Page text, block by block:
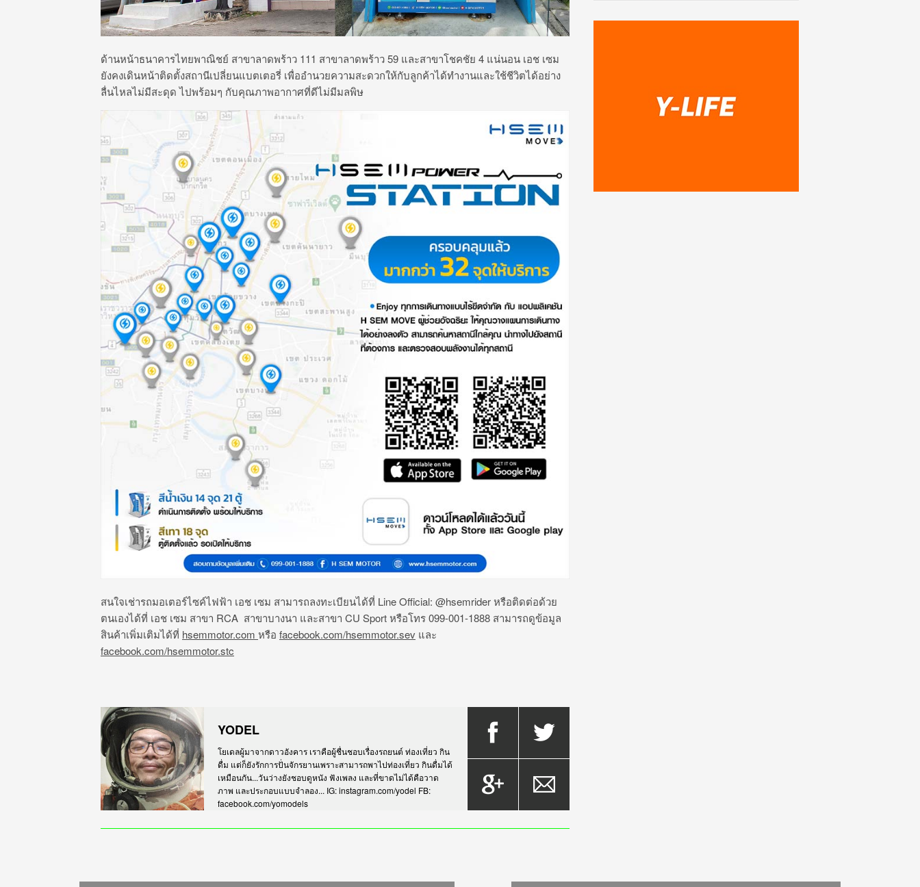
ด้านหน้าธนาคารไทยพาณิชย์ สาขาลาดพร้าว 111 สาขาลาดพร้าว 59 และสาขาโชคชัย 4 แน่นอน เอช เซม
ยังคงเดินหน้าติดตั้งสถานีเปลี่ยนแบตเตอรี่ เพื่ออำนวยความสะดวกให้กับลูกค้าได้ทำงานและใช้ชีวิตได้อย่าง
ลื่นไหลไม่มีสะดุด ไปพร้อมๆ กับคุณภาพอากาศที่ดีไม่มีมลพิษ
สนใจเช่ารถมอเตอร์ไซค์ไฟฟ้า เอช เซม สามารถลงทะเบียนได้ที่ Line Official: @hsemrider หรือติดต่อด้วย
ตนเองได้ที่ เอช เซม สาขา RCA สาขาบางนา และสาขา CU Sport หรือโทร 099-001-1888 สามารถดูข้อมูล
สินค้าเพิ่มเติมได้ที่ hsemmotor.com หรือ facebook.com/hsemmotor.sev และ
facebook.com/hsemmotor.stc
YODEL
โยเดลผู้มาจากดาวอังคาร เราคือผู้ชื่นชอบเรื่องรถยนต์ ท่องเที่ยว กิน
ดื่ม แต่ก็ยังรักการปั่นจักรยานเพราะสามารถพาไปท่องเที่ยว กินดื่มได้
เหมือนกัน...วันว่างยังชอบดูหนัง ฟังเพลง และที่ขาดไม่ได้คือวาด
ภาพ และประกอบแบบจำลอง... IG: instagram.com/yodel FB:
facebook.com/yomodels